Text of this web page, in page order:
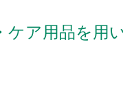
ケア用品を用